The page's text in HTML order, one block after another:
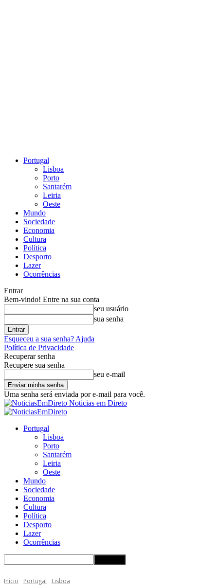
Portugal
Lisboa
Porto
Santarém
Leiria
Oeste
Mundo
Sociedade
Economia
Cultura
Política
Desporto
Lazer
Ocorrências
Entrar
Bem-vindo! Entre na sua conta
seu usuário
sua senha
Esqueceu a sua senha? Ajuda
Política de Privacidade
Recuperar senha
Recupere sua senha
seu e-mail
Uma senha será enviada por e-mail para você.
Noticias em Direto
Portugal
Lisboa
Porto
Santarém
Leiria
Oeste
Mundo
Sociedade
Economia
Cultura
Política
Desporto
Lazer
Ocorrências
Início Portugal Lisboa